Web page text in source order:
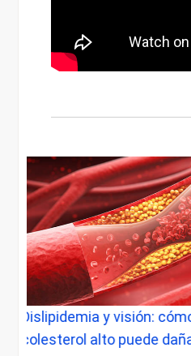
tus ojos
Dolor de
cuándo